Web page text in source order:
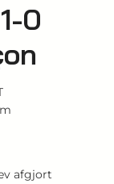
0
afgjort